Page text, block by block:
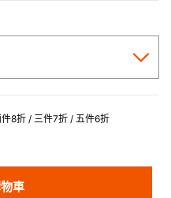
8折 / 三件7折 / 五件6折
車